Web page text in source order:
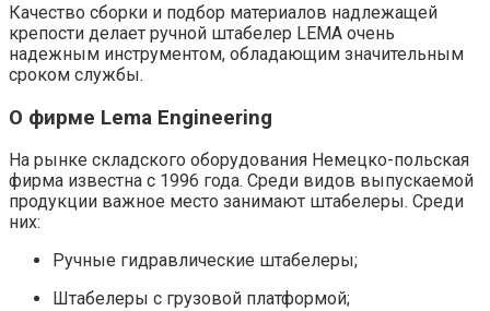
Качество сборки и подбор материалов надлежащей
крепости делает ручной штабелер LEMA очень
надежным инструментом, обладающим значительным
сроком службы.
О фирме Lema Engineering
На рынке складского оборудования Немецко-польская
фирма известна с 1996 года. Среди видов выпускаемой
продукции важное место занимают штабелеры. Среди
них:
Ручные гидравлические штабелеры;
Штабелеры с грузовой платформой;